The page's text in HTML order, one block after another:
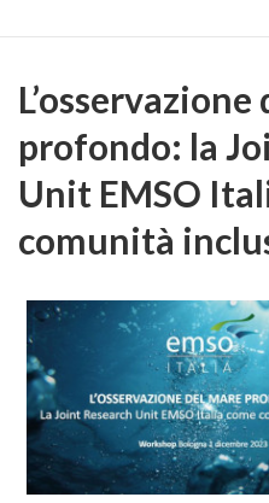
L’osservazione
profondo: la
Unit EMSO
comunità